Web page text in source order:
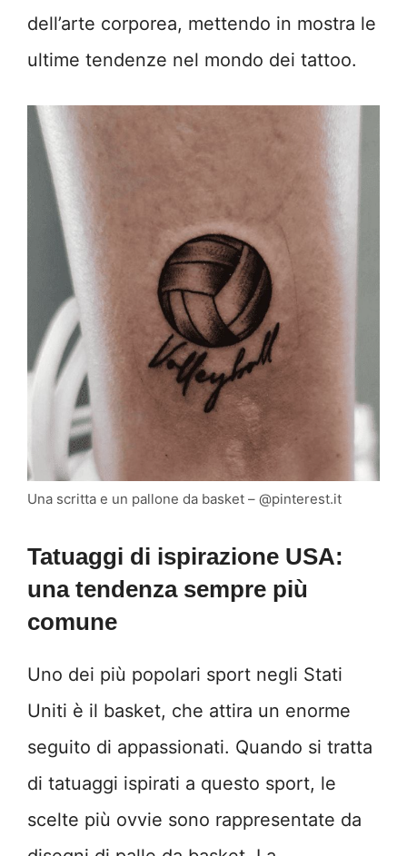
dell’arte corporea, mettendo in mostra le
ultime tendenze nel mondo dei tattoo.
Una scritta e un pallone da basket – @pinterest.it
Tatuaggi di ispirazione USA:
una tendenza sempre più
comune
Uno dei più popolari sport negli Stati
Uniti è il basket, che attira un enorme
seguito di appassionati. Quando si tratta
di tatuaggi ispirati a questo sport, le
scelte più ovvie sono rappresentate da